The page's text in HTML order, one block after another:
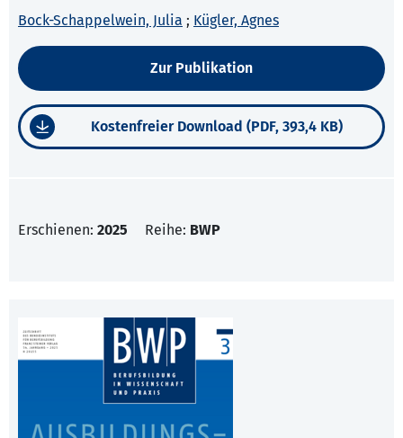
Bock-Schappelwein, Julia ; Kügler, Agnes
Zur Publikation
Kostenfreier Download (PDF, 393,4 KB)
Erschienen: 2025 Reihe: BWP